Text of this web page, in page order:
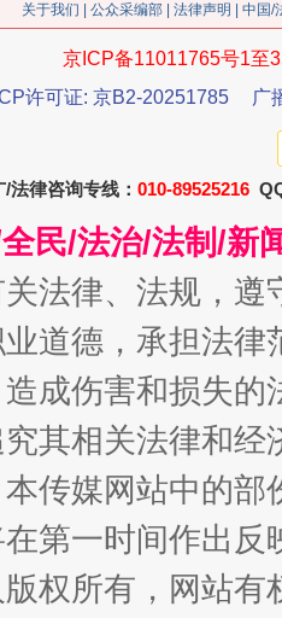
魏明亮
生
关于我们 公众采编部 法律声明 | 中国
京ICP备11011765号1至
许可证: 京B2-20251785
广
法律咨询专线： 010-89525216
民/法治/法制/新
法律、法规，
道德，承担法
成伤害和损失
其相关法律和
传媒网站中的
第一时间作出
权所有，网站